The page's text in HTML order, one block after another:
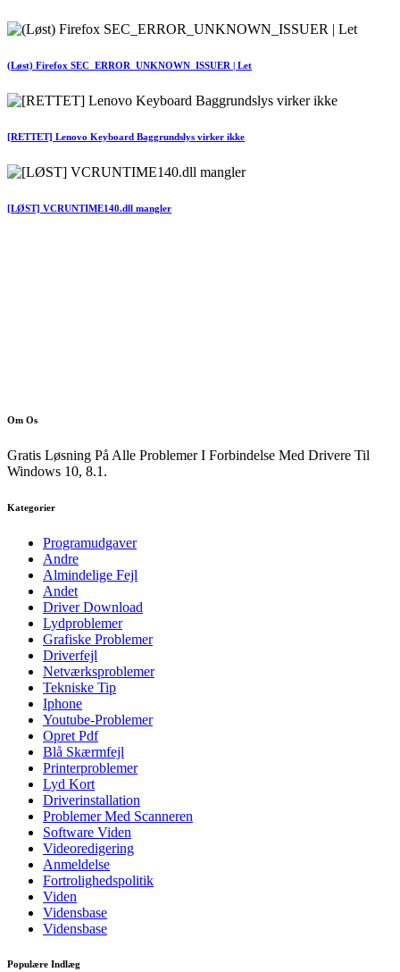
(Løst) Firefox SEC_ERROR_UNKNOWN_ISSUER | Let
[RETTET] Lenovo Keyboard Baggrundslys virker ikke
[LØST] VCRUNTIME140.dll mangler
Om Os
Gratis Løsning På Alle Problemer I Forbindelse Med Drivere Til
Windows 10, 8.1.
Kategorier
Programudgaver
Andre
Almindelige Fejl
Andet
Driver Download
Lydproblemer
Grafiske Problemer
Driverfejl
Netværksproblemer
Tekniske Tip
Iphone
Youtube-Problemer
Opret Pdf
Blå Skærmfejl
Printerproblemer
Lyd Kort
Driverinstallation
Problemer Med Scanneren
Software Viden
Videoredigering
Anmeldelse
Fortrolighedspolitik
Viden
Vidensbase
Vidensbase
Populære Indlæg